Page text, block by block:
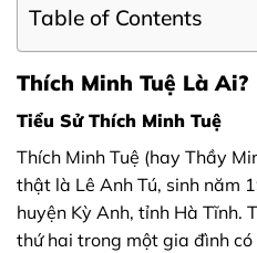
Table of Contents
Thích Minh Tuệ Là Ai?
Tiểu Sử Thích Minh Tuệ
Thích Minh Tuệ (hay Thầy
thật là Lê Anh Tú, sinh năm
huyện Kỳ Anh, tỉnh Hà Tĩnh.
thứ hai trong một gia đình